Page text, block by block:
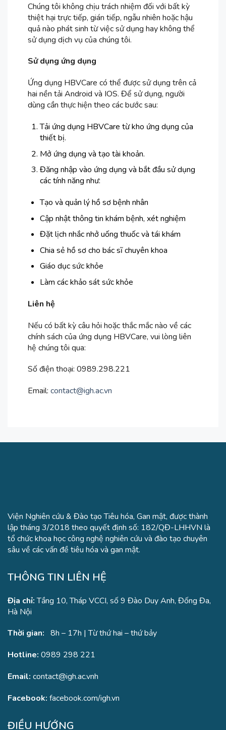
Chúng tôi không chịu trách nhiệm đối với bất kỳ
thiệt hại trực tiếp, gián tiếp, ngẫu nhiên hoặc hậu
quả nào phát sinh từ việc sử dụng hay không thể
sử dụng dịch vụ của chúng tôi.
Sử dụng ứng dụng
Ứng dụng HBVCare có thể được sử dụng trên cả
hai nền tải Android và IOS. Để sử dụng, người
dùng cần thực hiện theo các bước sau:
Tải ứng dụng HBVCare từ kho ứng dụng của
thiết bị.
Mở ứng dụng và tạo tài khoản.
Đăng nhập vào ứng dụng và bắt đầu sử dụng
các tính năng như:
Tạo và quản lý hồ sơ bệnh nhân
Cập nhật thông tin khám bệnh, xét nghiệm
Đặt lịch nhắc nhở uống thuốc và tái khám
Chia sẻ hồ sơ cho bác sĩ chuyên khoa
Giáo dục sức khỏe
Làm các khảo sát sức khỏe
Liên hệ
Nếu có bất kỳ câu hỏi hoặc thắc mắc nào về các
chính sách của ứng dụng HBVCare, vui lòng liên
hệ chúng tôi qua:
Số điện thoại: 0989.298.221
Email: contact@igh.ac.vn
Viện Nghiên cứu & Đào tạo Tiêu hóa, Gan mật, được thành
lập tháng 3/2018 theo quyết định số: 182/QĐ-LHHVN là
tổ chức khoa học công nghệ nghiên cứu và đào tạo chuyên
sâu về các vấn đề tiêu hóa và gan mật.
THÔNG TIN LIÊN HỆ
Địa chỉ:Tầng 10, Tháp VCCI, số 9 Đào Duy Anh, Đống Đa,
Hà Nội
Thời gian: 8h – 17h | Từ thứ hai – thứ bảy
Hotline: 0989 298 221
Email: contact@igh.ac.vnh
Facebook: facebook.com/igh.vn
ĐIỀU HƯỚNG